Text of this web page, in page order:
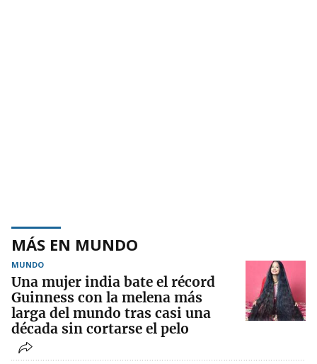
MÁS EN MUNDO
MUNDO
Una mujer india bate el récord
Guinness con la melena más
larga del mundo tras casi una
década sin cortarse el pelo